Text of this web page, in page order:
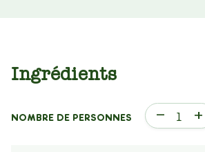
Ingrédients
NOMBRE DE PERSONNES – 1 +